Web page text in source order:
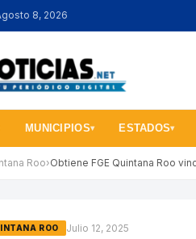
8, 2026
MUNICIPIOS▾ ESTADOS▾
Roo›Obtiene FGE Quintana Roo
ROO Julio 12, 2025